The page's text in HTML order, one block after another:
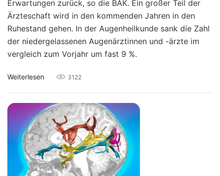
Erwartungen zurück, so die BÄK. Ein großer Teil der
Ärzteschaft wird in den kommenden Jahren in den
Ruhestand gehen. In der Augenheilkunde sank die Zahl
der niedergelassenen Augenärztinnen und -ärzte im
vergleich zum Vorjahr um fast 9 %.
Weiterlesen 3122